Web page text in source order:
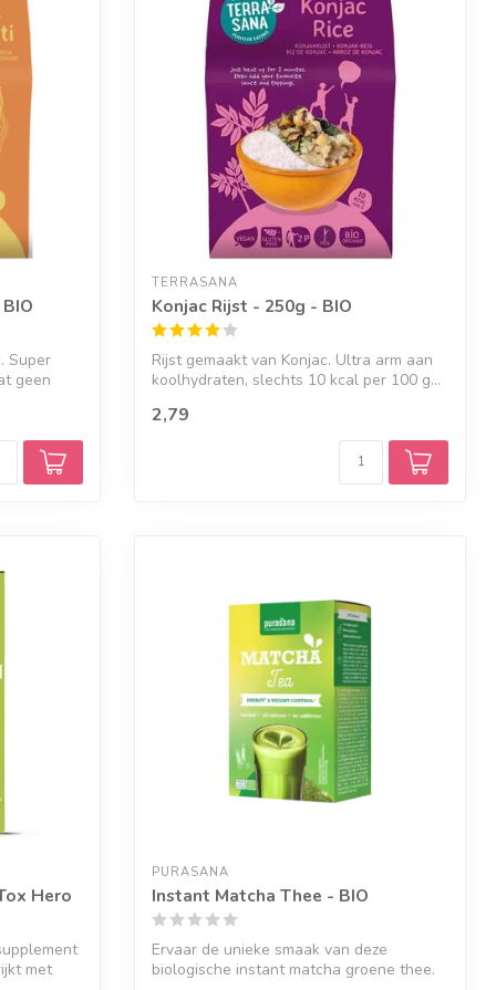
Super
geen
TERRASANA
Konjac Rijst - 250g - BIO
Rijst gemaakt van Konjac. Ultra arm aan
koolhydraten, slechts 10 kcal per 100 g...
2,79
Hero
met
PURASANA
Instant Matcha Thee - BIO
Ervaar de unieke smaak van deze
biologische instant matcha groene thee.